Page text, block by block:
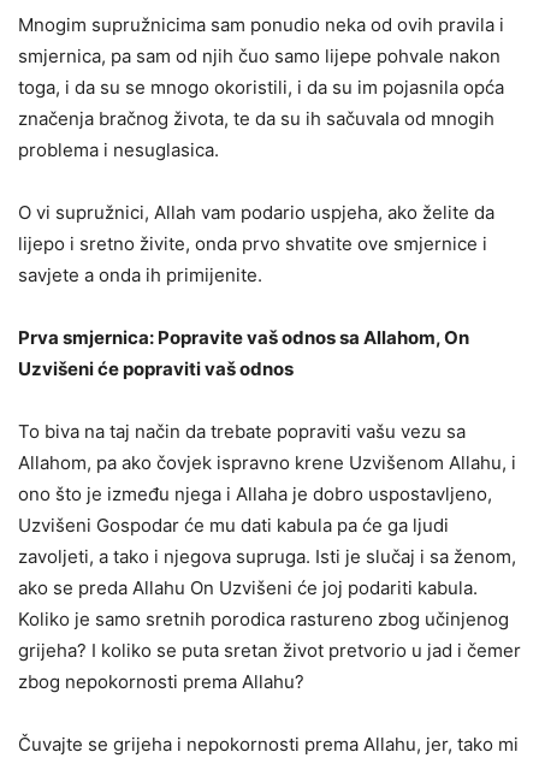
Mnogim supružnicima sam ponudio neka od ovih pravila i
smjernica, pa sam od njih čuo samo lijepe pohvale nakon
toga, i da su se mnogo okoristili, i da su im pojasnila opća
značenja bračnog života, te da su ih sačuvala od mnogih
problema i nesuglasica.
O vi supružnici, Allah vam podario uspjeha, ako želite da
lijepo i sretno živite, onda prvo shvatite ove smjernice i
savjete a onda ih primijenite.
Prva smjernica: Popravite vaš odnos sa Allahom, On
Uzvišeni će popraviti vaš odnos
To biva na taj način da trebate popraviti vašu vezu sa
Allahom, pa ako čovjek ispravno krene Uzvišenom Allahu, i
ono što je između njega i Allaha je dobro uspostavljeno,
Uzvišeni Gospodar će mu dati kabula pa će ga ljudi
zavoljeti, a tako i njegova supruga. Isti je slučaj i sa ženom,
ako se preda Allahu On Uzvišeni će joj podariti kabula.
Koliko je samo sretnih porodica rastureno zbog učinjenog
grijeha? I koliko se puta sretan život pretvorio u jad i čemer
zbog nepokornosti prema Allahu?
Čuvajte se grijeha i nepokornosti prema Allahu, jer, tako mi